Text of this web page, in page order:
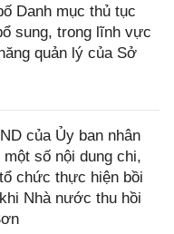
Danh mục thủ tục
sung, trong lĩnh vực
quản lý của Sở
của Ủy ban nhân
số nội dung chi,
chức thực hiện bồi
Nhà nước thu hồi